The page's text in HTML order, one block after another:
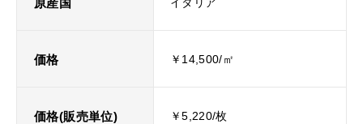
価格 ￥14,500/㎡
価格(販売単位) ￥5,220/枚